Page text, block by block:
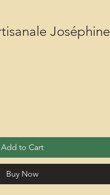
Joséphine
Add to Cart
Buy Now